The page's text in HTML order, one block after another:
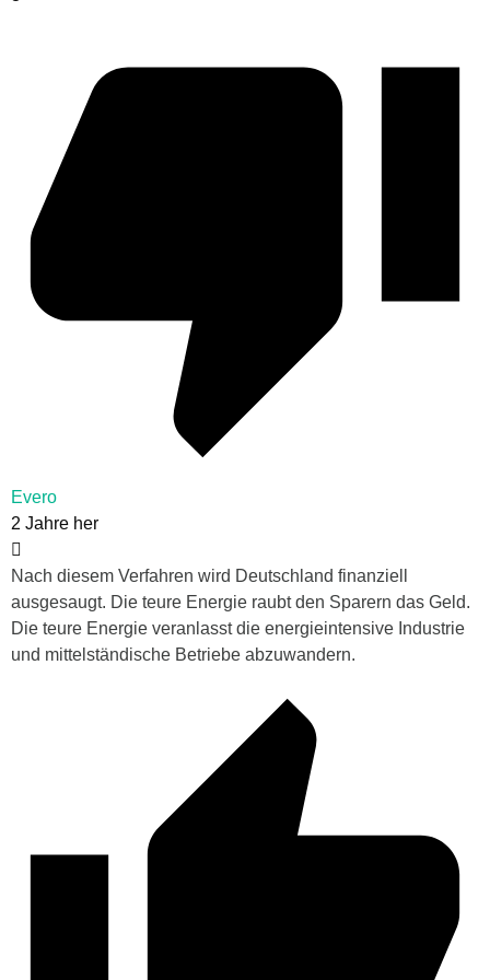
Evero
2 Jahre her
Nach diesem Verfahren wird Deutschland finanziell
ausgesaugt. Die teure Energie raubt den Sparern das Geld.
Die teure Energie veranlasst die energieintensive Industrie
und mittelständische Betriebe abzuwandern.